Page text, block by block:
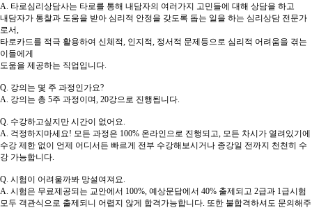
A. 타로심리상담사는 타로를 통해 내담자의 여러가지 고민들에 대해 상담을 하고
내담자가 통찰과 도움을 받아 심리적 안정을 갖도록 돕는 일을 하는 심리상담 전문가
로서,
타로카드를 적극 활용하여 신체적, 인지적, 정서적 문제등으로 심리적 어려움을 겪는
이들에게
도움을 제공하는 직업입니다.
Q. 강의는 몇 주 과정인가요?
A. 강의는 총 5주 과정이며, 20강으로 진행됩니다.
Q. 수강하고싶지만 시간이 없어요.
A. 걱정하지마세요! 모든 과정은 100% 온라인으로 진행되고, 모든 차시가 열려있기에
수강 제한 없이 언제 어디서든 빠르게 전부 수강해보시거나 종강일 전까지 천천히 수
강 가능합니다.
Q. 시험이 어려울까봐 망설여져요.
A. 시험은 무료제공되는 교안에서 100%, 예상문답에서 40% 출제되고 2급과 1급시험
모두 객관식으로 출제되니 어렵지 않게 합격가능합니다. 또한 불합격하셔도 문의해주